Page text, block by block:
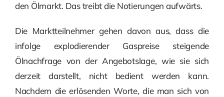
den Ölmarkt. Das treibt die Notierungen aufwärts.
Die Marktteilnehmer gehen davon aus, dass die
infolge explodierender Gaspreise steigende
Ölnachfrage von der Angebotslage, wie sie sich
derzeit darstellt, nicht bedient werden kann.
Nachdem die erlösenden Worte, die man sich von